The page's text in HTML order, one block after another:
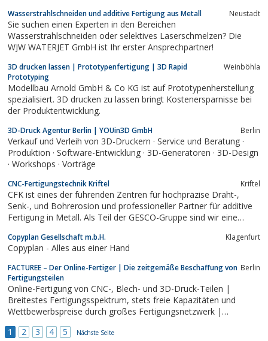
Wasserstrahlschneiden und additive Fertigung aus Metall Neustadt
Sie suchen einen Experten in den Bereichen
Wasserstrahlschneiden oder selektives Laserschmelzen? Die
WJW WATERJET GmbH ist Ihr erster Ansprechpartner!
3D drucken lassen | Prototypenfertigung | 3D Rapid
Prototyping
Weinböhla
Modellbau Arnold GmbH & Co KG ist auf Prototypenherstellung
spezialisiert. 3D drucken zu lassen bringt Kostenersparnisse bei
der Produktentwicklung.
3D-Druck Agentur Berlin | YOUin3D GmbH Berlin
Verkauf und Verleih von 3D-Druckern · Service und Beratung ·
Produktion · Software-Entwicklung · 3D-Generatoren · 3D-Design
· Workshops · Vorträge
CNC-Fertigungstechnik Kriftel Kriftel
CFK ist eines der führenden Zentren für hochpräzise Draht-,
Senk-, und Bohrerosion und professioneller Partner für additive
Fertigung in Metall. Als Teil der GESCO-Gruppe sind wir eine
Copyplan Gesellschaft m.b.H. Klagenfurt
Copyplan - Alles aus einer Hand
FACTUREE – Der Online-Fertiger | Die zeitgemäße Beschaffung von
Fertigungsteilen
Berlin
Online-Fertigung von CNC-, Blech- und 3D-Druck-Teilen |
Breitestes Fertigungsspektrum, stets freie Kapazitäten und
Wettbewerbspreise durch großes Fertigungsnetzwerk |
Anfrage
1 2 3 4 5 Nächste Seite